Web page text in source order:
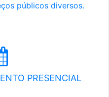
públicos diversos.
PRESENCIAL